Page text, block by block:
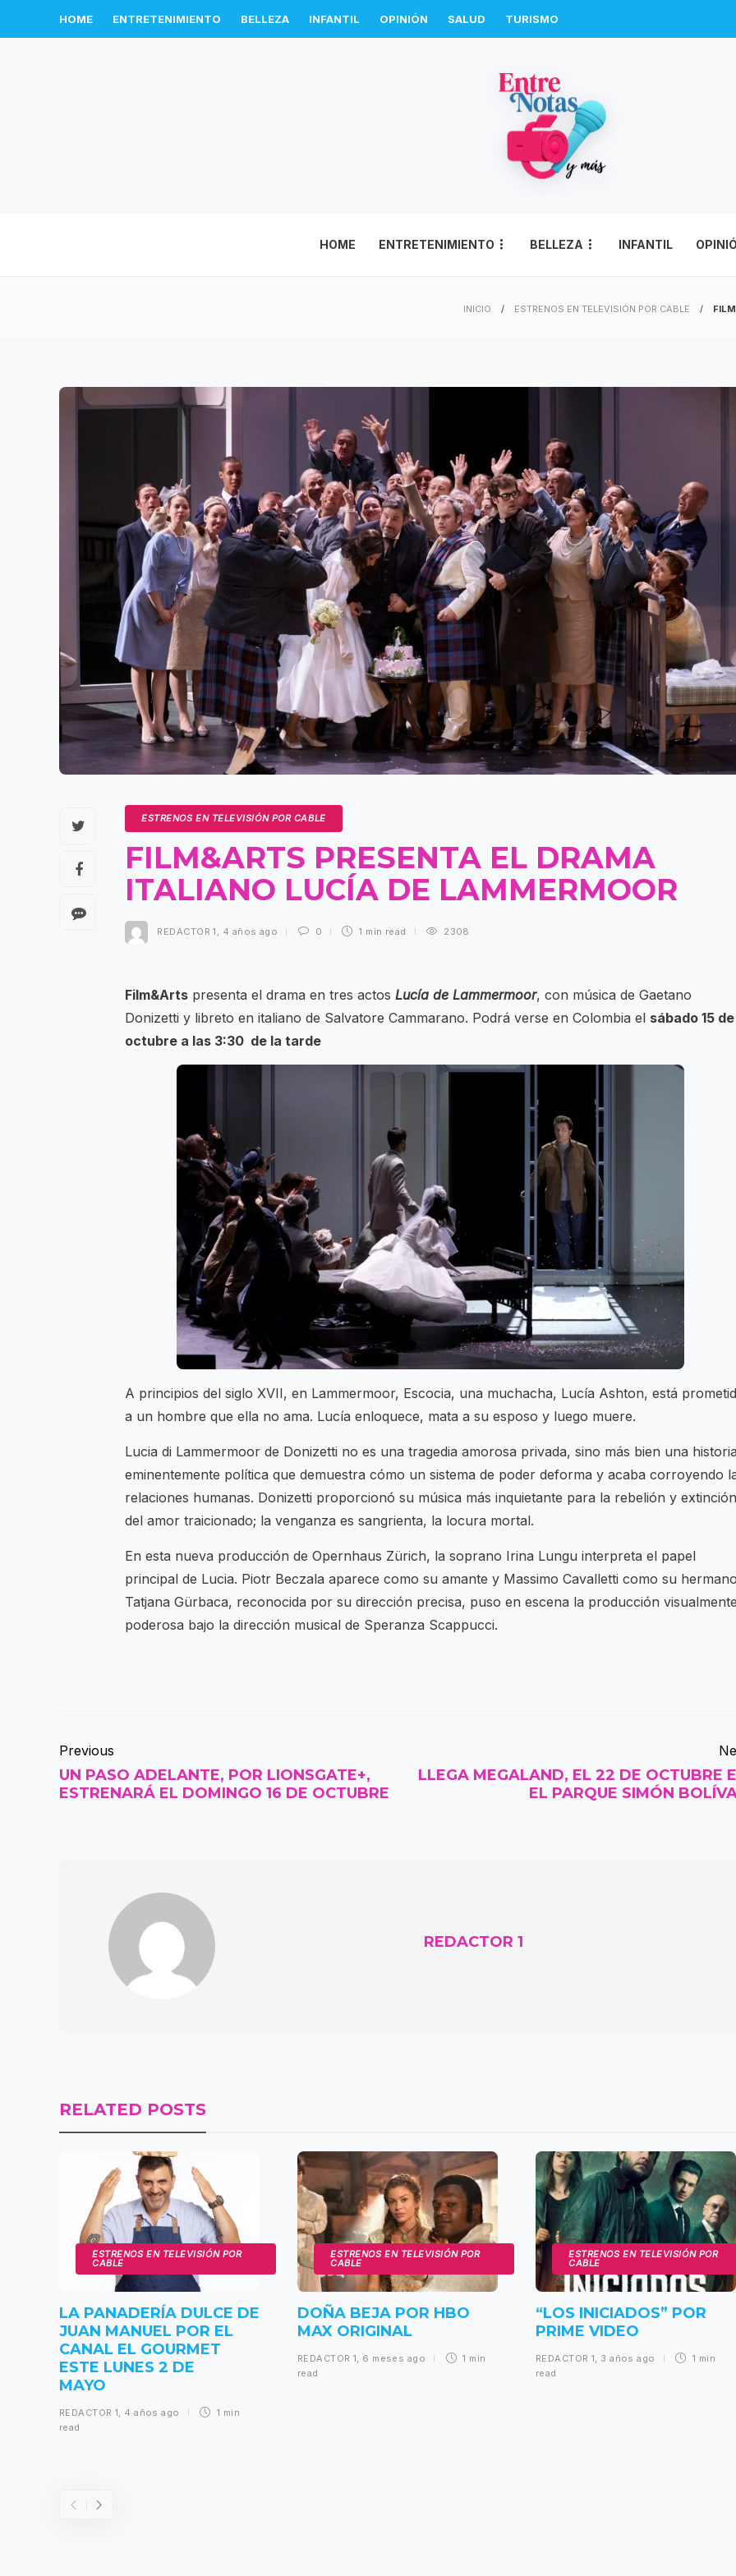
HOME ENTRETENIMIENTO BELLEZA INFANTIL OPINIÓN SALUD TURISMO
HOME ENTRETENIMIENTO BELLEZA INFANTIL
INICIO ESTRENOS EN TELEVISIÓN POR CABLE
ESTRENOS EN TELEVISIÓN POR CABLE
FILM&ARTS PRESENTA EL DRAMA
ITALIANO LUCÍA DE LAMMERMOOR
REDACTOR 1 , 4 años ago 0 1 min read 2308
Film&Arts presenta el drama en tres actos Lucía de Lammermoor, con música de Gaetano
Donizetti y libreto en italiano de Salvatore Cammarano. Podrá verse en Colombia el sábado 15 de
octubre a las 3:30 de la tarde
A principios del siglo XVII, en Lammermoor, Escocia, una muchacha, Lucía Ashton, está
a un hombre que ella no ama. Lucía enloquece, mata a su esposo y luego muere.
Lucia di Lammermoor de Donizetti no es una tragedia amorosa privada, sino más bien una
eminentemente política que demuestra cómo un sistema de poder deforma y acaba corroyendo
relaciones humanas. Donizetti proporcionó su música más inquietante para la rebelión y extinción
del amor traicionado; la venganza es sangrienta, la locura mortal.
En esta nueva producción de Opernhaus Zürich, la soprano Irina Lungu interpreta el papel
principal de Lucia. Piotr Beczala aparece como su amante y Massimo Cavalletti como su
Tatjana Gürbaca, reconocida por su dirección precisa, puso en escena la producción
poderosa bajo la dirección musical de Speranza Scappucci.
Previous
UN PASO ADELANTE, POR LIONSGATE+,
ESTRENARÁ EL DOMINGO 16 DE OCTUBRE
LLEGA MEGALAND, EL 22 DE OCTUBRE
EL PARQUE SIMÓN
REDACTOR 1
RELATED POSTS
ESTRENOS EN TELEVISIÓN POR
CABLE
LA PANADERÍA DULCE DE
JUAN MANUEL POR EL
CANAL EL GOURMET
ESTE LUNES 2 DE
MAYO
REDACTOR 1, 4 años ago
1 min
read
ESTRENOS EN TELEVISIÓN POR
CABLE
DOÑA BEJA POR HBO
MAX ORIGINAL
REDACTOR 1, 6 meses ago
1 min
read
ESTRENOS EN TELEVISIÓN POR
CABLE
“LOS INICIADOS” POR
PRIME VIDEO
REDACTOR 1, 3 años ago
1 min
read